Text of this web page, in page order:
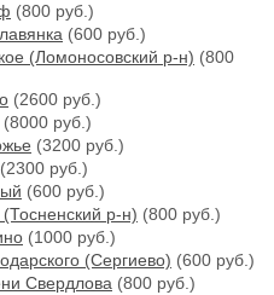
(800 руб.)
(600 руб.)
(Ломоносовский р-н) (800
(2600 руб.)
(8000 руб.)
(3200 руб.)
(2300 руб.)
(600 руб.)
р-н) (800 руб.)
(1000 руб.)
(Сергиево) (600 руб.)
Свердлова (800 руб.)